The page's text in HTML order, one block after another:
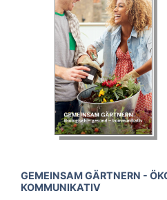
BROSCHÜRE:
GEMEINSAM GÄRTNERN -
KOMMUNIKATIV